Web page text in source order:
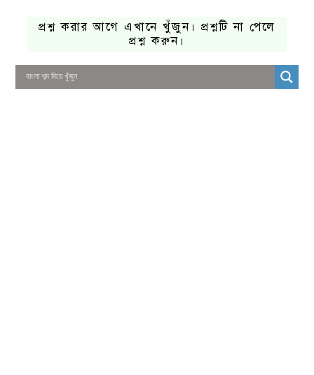
প্রশ্ন করার আগে এখানে খুঁজুন। প্রশ্নটি না পেলে
প্রশ্ন করুন।